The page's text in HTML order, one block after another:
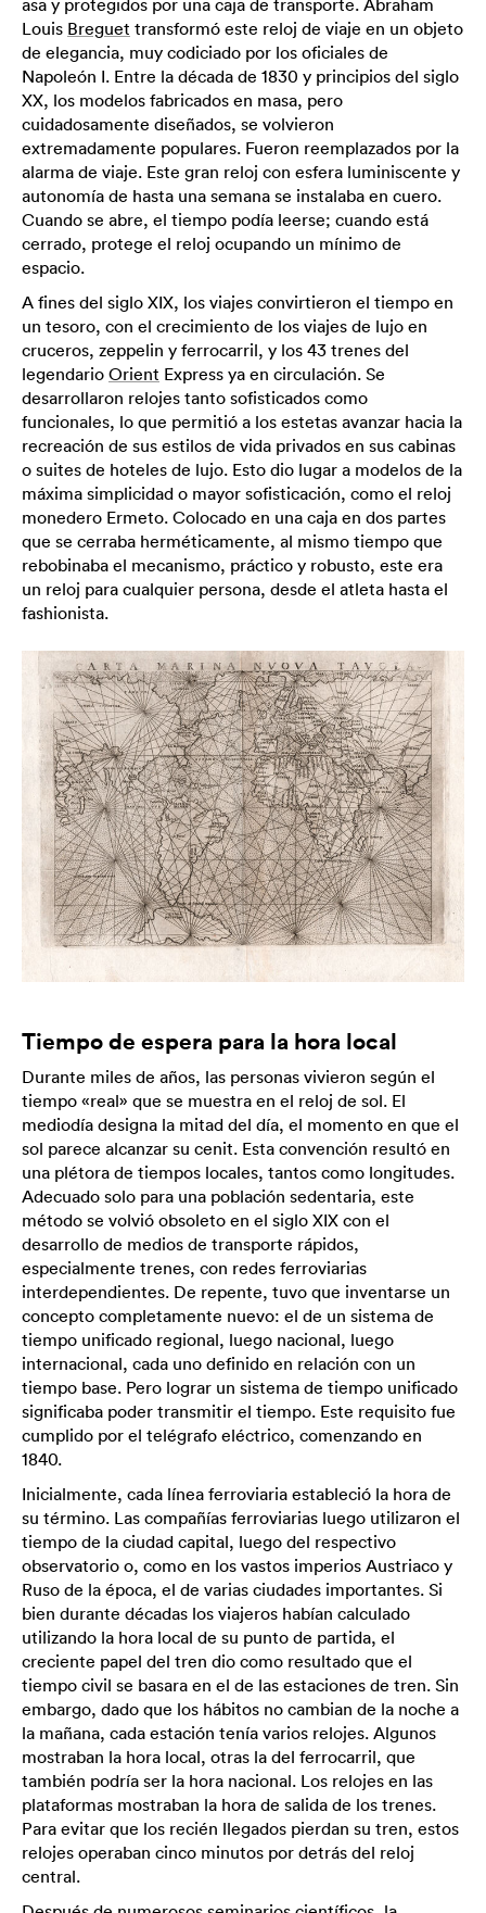
asa y protegidos por una caja de transporte. Abraham
Louis Breguet transformó este reloj de viaje en un objeto
de elegancia, muy codiciado por los oficiales de
Napoleón I. Entre la década de 1830 y principios del siglo
XX, los modelos fabricados en masa, pero
cuidadosamente diseñados, se volvieron
extremadamente populares. Fueron reemplazados por la
alarma de viaje. Este gran reloj con esfera luminiscente y
autonomía de hasta una semana se instalaba en cuero.
Cuando se abre, el tiempo podía leerse; cuando está
cerrado, protege el reloj ocupando un mínimo de
espacio.
A fines del siglo XIX, los viajes convirtieron el tiempo en
un tesoro, con el crecimiento de los viajes de lujo en
cruceros, zeppelin y ferrocarril, y los 43 trenes del
legendario Orient Express ya en circulación. Se
desarrollaron relojes tanto sofisticados como
funcionales, lo que permitió a los estetas avanzar hacia la
recreación de sus estilos de vida privados en sus cabinas
o suites de hoteles de lujo. Esto dio lugar a modelos de la
máxima simplicidad o mayor sofisticación, como el reloj
monedero Ermeto. Colocado en una caja en dos partes
que se cerraba herméticamente, al mismo tiempo que
rebobinaba el mecanismo, práctico y robusto, este era
un reloj para cualquier persona, desde el atleta hasta el
fashionista.
Tiempo de espera para la hora local
Durante miles de años, las personas vivieron según el
tiempo «real» que se muestra en el reloj de sol. El
mediodía designa la mitad del día, el momento en que el
sol parece alcanzar su cenit. Esta convención resultó en
una plétora de tiempos locales, tantos como longitudes.
Adecuado solo para una población sedentaria, este
método se volvió obsoleto en el siglo XIX con el
desarrollo de medios de transporte rápidos,
especialmente trenes, con redes ferroviarias
interdependientes. De repente, tuvo que inventarse un
concepto completamente nuevo: el de un sistema de
tiempo unificado regional, luego nacional, luego
internacional, cada uno definido en relación con un
tiempo base. Pero lograr un sistema de tiempo unificado
significaba poder transmitir el tiempo. Este requisito fue
cumplido por el telégrafo eléctrico, comenzando en
1840.
Inicialmente, cada línea ferroviaria estableció la hora de
su término. Las compañías ferroviarias luego utilizaron el
tiempo de la ciudad capital, luego del respectivo
observatorio o, como en los vastos imperios Austriaco y
Ruso de la época, el de varias ciudades importantes. Si
bien durante décadas los viajeros habían calculado
utilizando la hora local de su punto de partida, el
creciente papel del tren dio como resultado que el
tiempo civil se basara en el de las estaciones de tren. Sin
embargo, dado que los hábitos no cambian de la noche a
la mañana, cada estación tenía varios relojes. Algunos
mostraban la hora local, otras la del ferrocarril, que
también podría ser la hora nacional. Los relojes en las
plataformas mostraban la hora de salida de los trenes.
Para evitar que los recién llegados pierdan su tren, estos
relojes operaban cinco minutos por detrás del reloj
central.